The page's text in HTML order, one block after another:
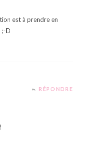
est à prendre en
;-D
RÉPONDRE